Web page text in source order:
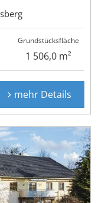
Grundstücksfläche
1 506,0 m²
mehr Details